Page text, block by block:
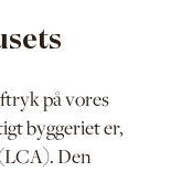
på vores
byggeriet er,
Den